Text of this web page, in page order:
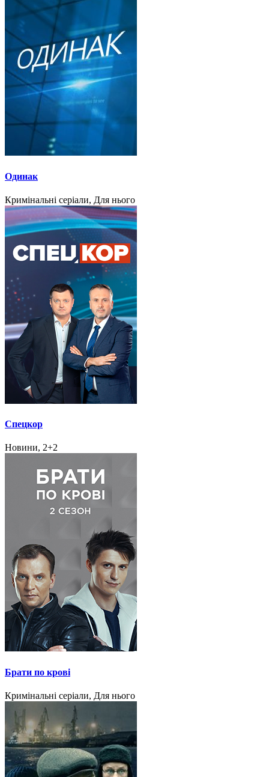
Одинак
Кримінальні серіали, Для нього
Спецкор
Новини, 2+2
Брати по крові
Кримінальні серіали, Для нього